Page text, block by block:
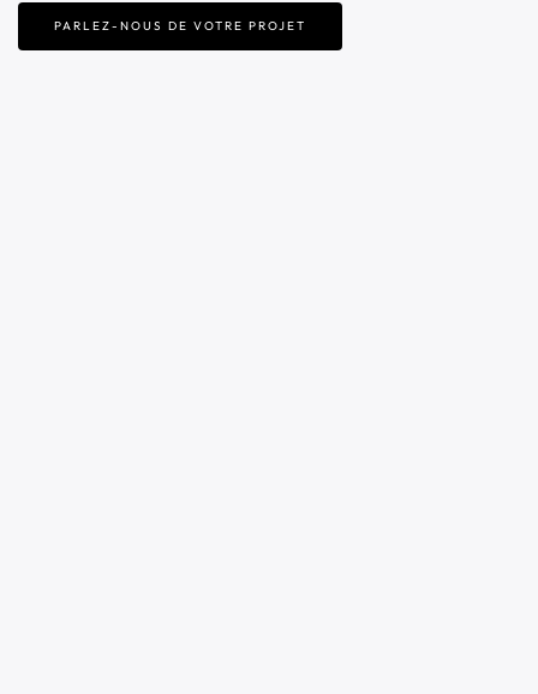
PARLEZ-NOUS DE VOTRE PROJET